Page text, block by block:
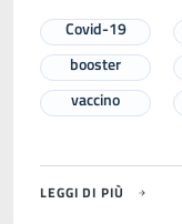
Covid-19
booster
vaccino
LEGGI DI PIÙ